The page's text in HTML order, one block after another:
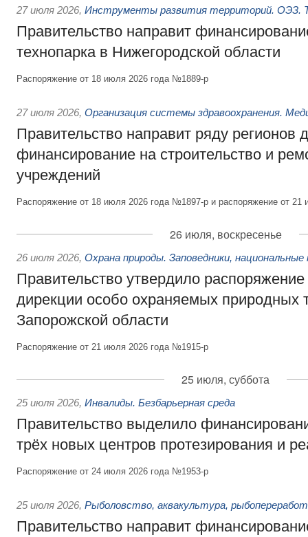
27 июля 2026, Инструменты развития территорий. ОЭЗ.
Правительство направит
технопарка в Нижегородской области
Распоряжение от 18 июля 2026 года №1889-р
27 июля 2026, Организация системы здравоохранения.
Правительство направит ряду регионов
финансирование на строительство и
учреждений
Распоряжение от 18 июля 2026 года №1897-р и распоряжение от
26 июля, воскресенье
26 июля 2026, Охрана природы. Заповедники, национальные
Правительство утвердило
дирекции особо охраняемых природных
Запорожской области
Распоряжение от 21 июля 2026 года №1915-р
25 июля, суббота
25 июля 2026, Инвалиды. Безбарьерная среда
Правительство выделило
трёх новых центров протезирования и
Распоряжение от 24 июля 2026 года №1953-р
25 июля 2026, Рыболовство, аквакультура,
Правительство направит